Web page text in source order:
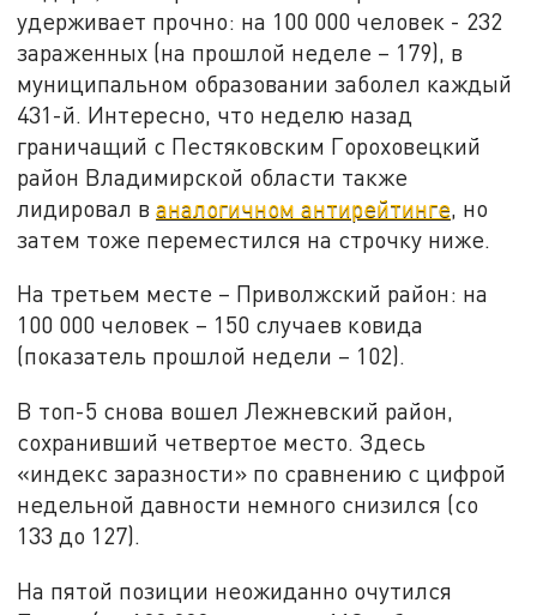
удерживает прочно: на 100 000 человек - 232
зараженных (на прошлой неделе – 179), в
муниципальном образовании заболел каждый
431-й. Интересно, что неделю назад
граничащий с Пестяковским Гороховецкий
район Владимирской области также
лидировал ваналогичном антирейтинге , но
затем тоже переместился на строчку ниже.
На третьем месте – Приволжский район: на
100 000 человек – 150 случаев ковида
(показатель прошлой недели – 102).
В топ-5 снова вошел Лежневский район,
сохранивший четвертое место. Здесь
«индекс заразности» по сравнению с цифрой
недельной давности немного снизился (со
133 до 127).
На пятой позиции неожиданно очутился